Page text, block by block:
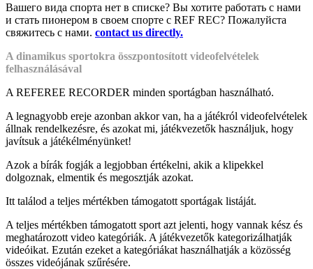
Вашего вида спорта нет в списке? Вы хотите работать с нами
и стать пионером в своем спорте с REF REC? Пожалуйста
свяжитесь с нами. contact us directly.
A dinamikus sportokra összpontosított videofelvételek
felhasználásával
A REFEREE RECORDER minden sportágban használható.
A legnagyobb ereje azonban akkor van, ha a játékról videofelvételek
állnak rendelkezésre, és azokat mi, játékvezetők használjuk, hogy
javítsuk a játékélményünket!
Azok a bírák fogják a legjobban értékelni, akik a klipekkel
dolgoznak, elmentik és megosztják azokat.
Itt találod a teljes mértékben támogatott sportágak listáját.
A teljes mértékben támogatott sport azt jelenti, hogy vannak kész és
meghatározott video kategóriák. A játékvezetők kategorizálhatják
videóikat. Ezután ezeket a kategóriákat használhatják a közösség
összes videójának szűrésére.